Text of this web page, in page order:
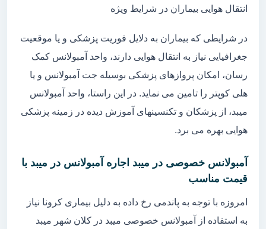
انتقال هوایی بیماران در شرایط ویژه
در شرایطی که بیماران به دلایل فوریت پزشکی و یا موقعیت
جغرافیایی نیاز به انتقال هوایی دارند، واحد آمبولانس کمک
رسان، امکان پروازهای پزشکی بوسیله جت آمبولانس و یا
هلی کوپتر را تامین می نماید. در این راستا، واحد آمبولانس
میبد، از پزشکان و تکنسینهای آموزش دیده در زمینه پزشکی
هوایی بهره می برد.
آمبولانس خصوصی در میبد اجاره آمبولانس در میبد با
قیمت مناسب
امروزه با توجه به پاندمی رخ داده به دلیل بیماری کرونا نیاز
به استفاده از آمبولانس خصوصی میبد در کلان شهر میبد